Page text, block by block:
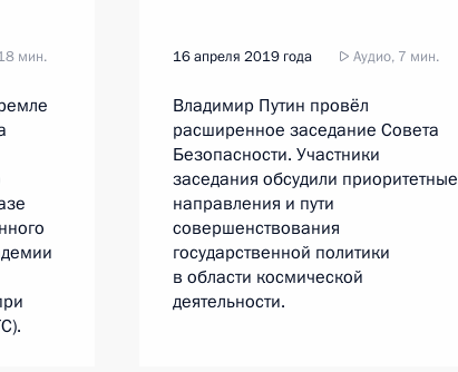
мин. 16 апреля 2019 года Аудио, 7 мин.
Владимир Путин провёл
расширенное заседание Совета
Безопасности. Участники
заседания обсудили приоритетные
направления и пути
совершенствования
государственной политики
в области космической
деятельности.